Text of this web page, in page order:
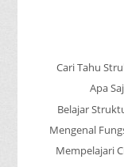
Cari Tahu
Apa
Belajar
Mengenal
Mempelajari